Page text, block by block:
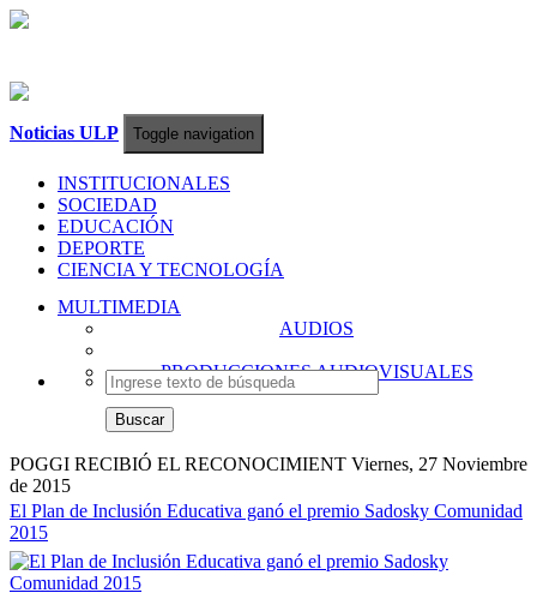
Noticias ULP Toggle navigation
INSTITUCIONALES
SOCIEDAD
EDUCACIÓN
DEPORTE
CIENCIA Y TECNOLOGÍA
MULTIMEDIA
AUDIOS
PRODUCCIONES AUDIOVISUALES
Buscar
POGGI RECIBIÓ EL RECONOCIMIENT Viernes, 27 Noviembre
de 2015
El Plan de Inclusión Educativa ganó el premio Sadosky Comunidad
2015